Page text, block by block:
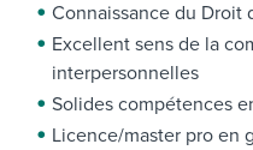
Connaissance du Droit
Excellent sens de la
interpersonnelles
Solides compétences
Licence/master pro en